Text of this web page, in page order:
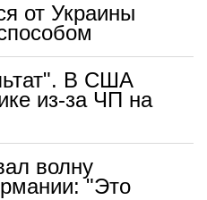
от Украины
В США
из-за ЧП на
волну
"Это